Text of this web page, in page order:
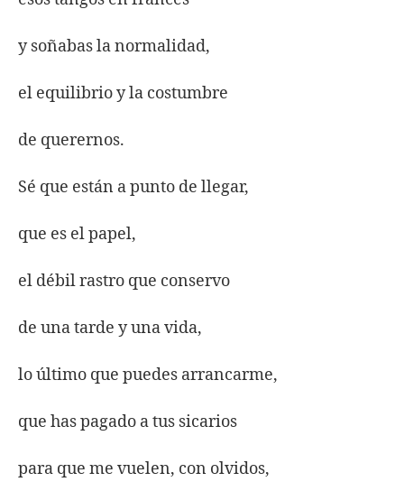
y soñabas la normalidad,
el equilibrio y la costumbre
de querernos.
Sé que están a punto de llegar,
que es el papel,
el débil rastro que conservo
de una tarde y una vida,
lo último que puedes arrancarme,
que has pagado a tus sicarios
para que me vuelen, con olvidos,